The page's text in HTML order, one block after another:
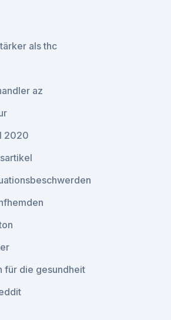
als thc
az
2020
für die gesundheit